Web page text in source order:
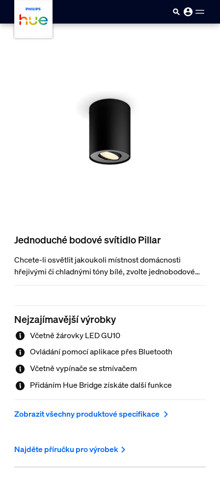
Přejít k hlavnímu obsahu
Jednoduché bodové svítidlo Pillar
Chcete-li osvětlit jakoukoli místnost domácnosti
hřejivými či chladnými tóny bílé, zvolte jednobodové
černé svítidlo Philips Hue white ambiance Pillar s bílou
vypínačem se stmívačem Hue nebo pomocí Bluetooth.
Chcete-li objevit kompletní paletu možností osvětlení,
připojte svítidlo k Philips Hue Bridge.
Nejzajímavější výrobky
Včetně žárovky LED GU10
Ovládání pomocí aplikace přes Bluetooth
Včetně vypínače se stmívačem
Přidáním Hue Bridge získáte další funkce
Zobrazit všechny produktové specifikace
Najděte příručku pro výrobek